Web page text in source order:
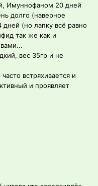
Имуннофаном 20 дней
долго (наверное
(но лапку всё равно
так же как и
вес 35гр и не
встряхивается и
и проявляет